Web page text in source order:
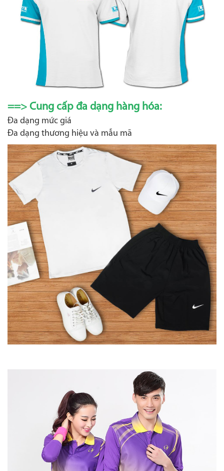
==> Cung cấp đa dạng hàng hóa:
Đa dạng mức giá
Đa dạng thương hiệu và mẫu mã